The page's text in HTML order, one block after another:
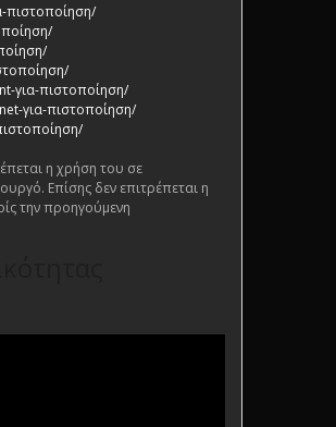
πιστοποίηση/
για-πιστοποίηση/
για-πιστοποίηση/
η χρήση του σε
Επίσης δεν επιτρέπεται η
την προηγούμενη